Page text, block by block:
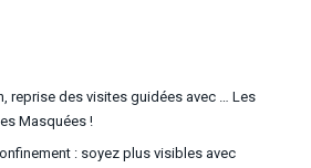
reprise des visites guidées avec … Les
Masquées !
: soyez plus visibles avec